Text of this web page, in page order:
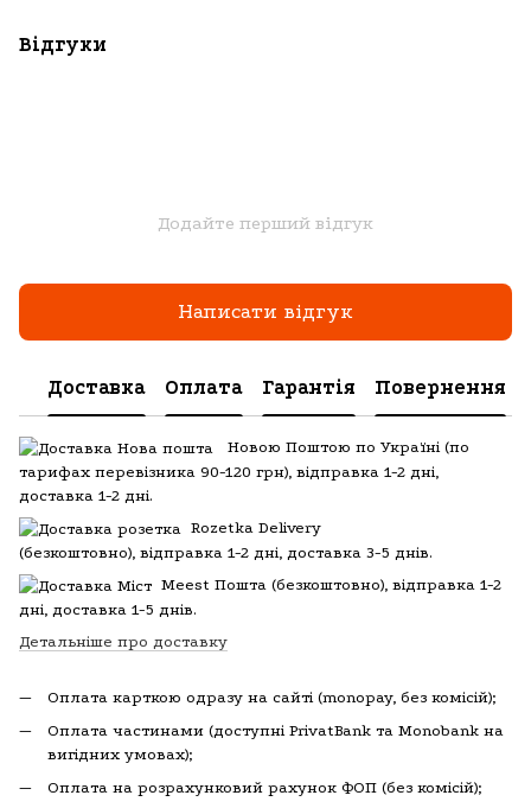
Відгуки
Додайте перший відгук
Написати відгук
Доставка Оплата Гарантія Повернення
Новою Поштою по Україні (по
тарифах перевізника 90-120 грн), відправка 1-2 дні,
доставка 1-2 дні.
Rozetka Delivery
(безкоштовно), відправка 1-2 дні, доставка 3-5 днів.
Meest Пошта (безкоштовно), відправка 1-2
дні, доставка 1-5 днів.
Детальніше про доставку
Оплата карткою одразу на сайті (monopay, без комісій);
Оплата частинами (доступні PrivatBank та Monobank на
вигідних умовах);
Оплата на розрахунковий рахунок ФОП (без комісій);